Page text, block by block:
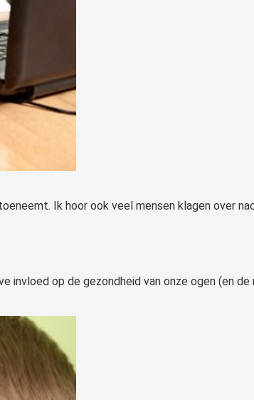
Ik hoor ook veel mensen klagen over
invloed op de gezondheid van onze ogen (en de